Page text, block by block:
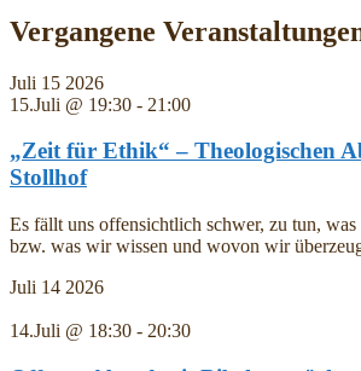
Vergangene
Juli 15 2026
15.Juli @ 19:30 - 21:00
„Zeit für Ethik“ – Theologischen
Stollhof
Es fällt uns offensichtlich schwer, zu tun,
bzw. was wir wissen und wovon wir
Juli 14 2026
14.Juli @ 18:30 - 20:30